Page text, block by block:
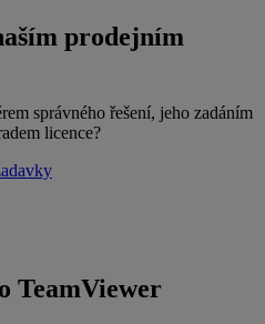
prodejním
správného řešení, jeho zadáním
licence?
TeamViewer